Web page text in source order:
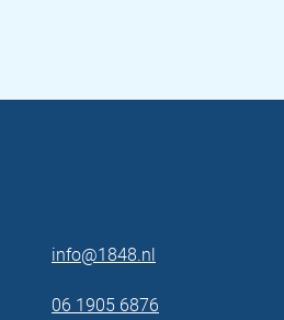
info@1848.nl
06 1905 6876